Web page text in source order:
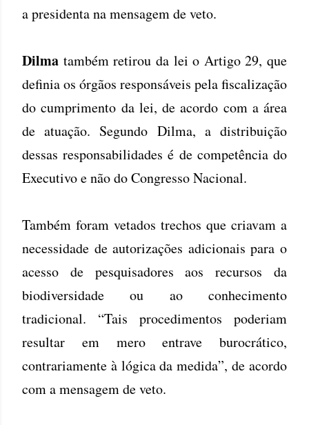
a presidenta na mensagem de veto.
Dilma também retirou da lei o Artigo 29, que
definia os órgãos responsáveis pela fiscalização
do cumprimento da lei, de acordo com a área
de atuação. Segundo Dilma, a distribuição
dessas responsabilidades é de competência do
Executivo e não do Congresso Nacional.
Também foram vetados trechos que criavam a
necessidade de autorizações adicionais para o
acesso de pesquisadores aos recursos da
biodiversidade ou ao conhecimento
tradicional. “Tais procedimentos poderiam
resultar em mero entrave burocrático,
contrariamente à lógica da medida”, de acordo
com a mensagem de veto.